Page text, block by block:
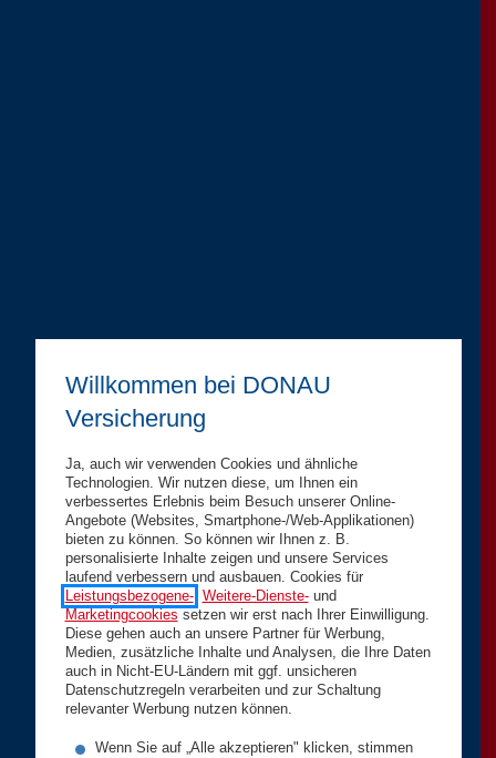
Willkommen bei DONAU
Versicherung
Ja, auch wir verwenden Cookies und ähnliche
Technologien. Wir nutzen diese, um Ihnen ein
verbessertes Erlebnis beim Besuch unserer Online-
Angebote (Websites, Smartphone-/Web-Applikationen)
bieten zu können. So können wir Ihnen z. B.
personalisierte Inhalte zeigen und unsere Services
laufend verbessern und ausbauen. Cookies für
Leistungsbezogene-, Weitere-Dienste-und
Marketingcookies setzen wir erst nach Ihrer Einwilligung.
Diese gehen auch an unsere Partner für Werbung,
Medien, zusätzliche Inhalte und Analysen, die Ihre Daten
auch in Nicht-EU-Ländern mit ggf. unsicheren
Datenschutzregeln verarbeiten und zur Schaltung
relevanter Werbung nutzen können.
Wenn Sie auf „Alle akzeptieren" klicken, stimmen